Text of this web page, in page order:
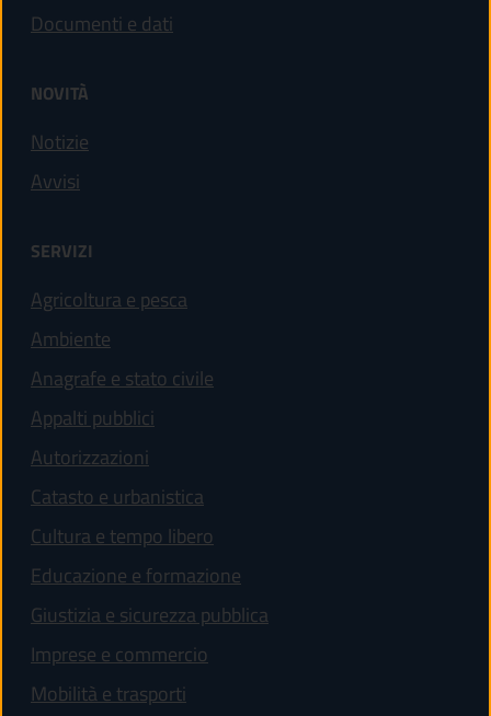
Documenti e dati
NOVITÀ
Notizie
Avvisi
SERVIZI
Agricoltura e pesca
Ambiente
Anagrafe e stato civile
Appalti pubblici
Autorizzazioni
Catasto e urbanistica
Cultura e tempo libero
Educazione e formazione
Giustizia e sicurezza pubblica
Imprese e commercio
Mobilità e trasporti